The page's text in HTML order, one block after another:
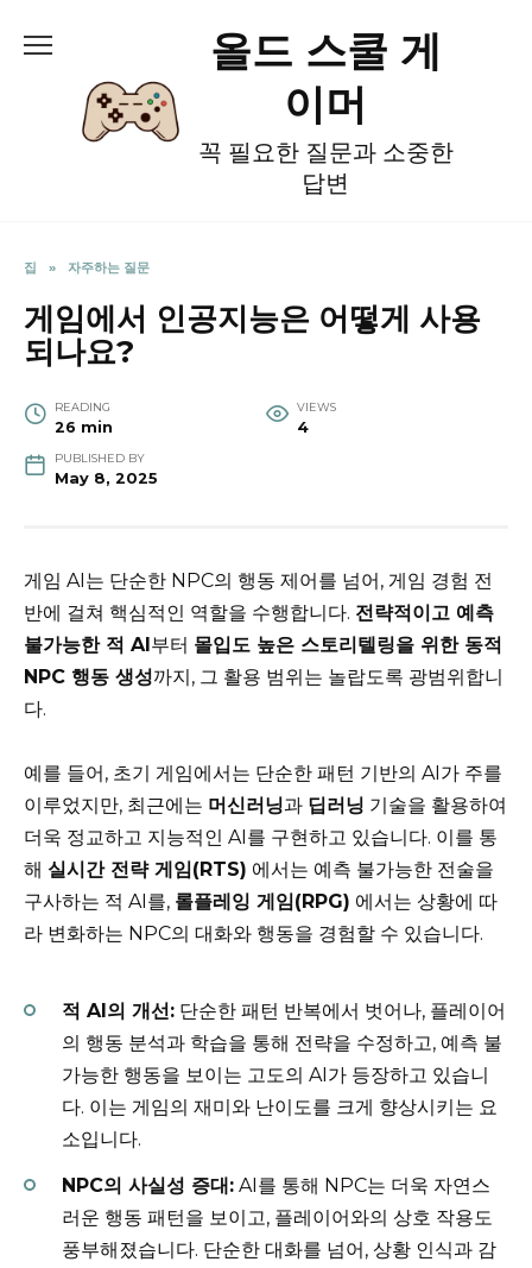
올드 스쿨 게
이머
꼭 필요한 질문과 소중한
답변
집 » 자주하는 질문
게임에서 인공지능은 어떻게 사용
되나요?
READING
26 min
VIEWS
4
PUBLISHED BY
May 8, 2025
게임 AI는 단순한 NPC의 행동 제어를 넘어, 게임 경험 전
반에 걸쳐 핵심적인 역할을 수행합니다. 전략적이고 예측
불가능한 적 AI부터 몰입도 높은 스토리텔링을 위한 동적
NPC 행동 생성까지, 그 활용 범위는 놀랍도록 광범위합니
다.
예를 들어, 초기 게임에서는 단순한 패턴 기반의 AI가 주를
이루었지만, 최근에는 머신러닝과 딥러닝 기술을 활용하여
더욱 정교하고 지능적인 AI를 구현하고 있습니다. 이를 통
해 실시간 전략 게임(RTS) 에서는 예측 불가능한 전술을
구사하는 적 AI를, 롤플레잉 게임(RPG) 에서는 상황에 따
라 변화하는 NPC의 대화와 행동을 경험할 수 있습니다.
적 AI의 개선: 단순한 패턴 반복에서 벗어나, 플레이어
의 행동 분석과 학습을 통해 전략을 수정하고, 예측 불
가능한 행동을 보이는 고도의 AI가 등장하고 있습니
다. 이는 게임의 재미와 난이도를 크게 향상시키는 요
소입니다.
NPC의 사실성 증대: AI를 통해 NPC는 더욱 자연스
러운 행동 패턴을 보이고, 플레이어와의 상호 작용도
풍부해졌습니다. 단순한 대화를 넘어, 상황 인식과 감